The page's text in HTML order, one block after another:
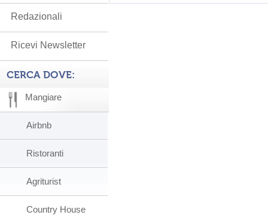
Redazionali
Ricevi Newsletter
CERCA DOVE:
Mangiare
Airbnb
Ristoranti
Agriturist
Country House